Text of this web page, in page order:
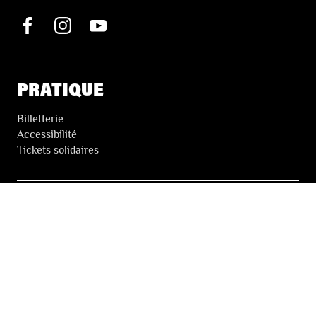
PRATIQUE
Billetterie
Accessibilité
Tickets solidaires